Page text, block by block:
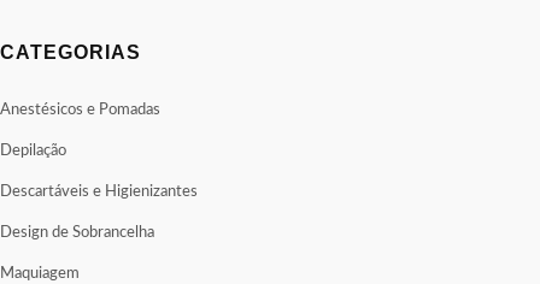
CATEGORIAS
Anestésicos e Pomadas
Depilação
Descartáveis e Higienizantes
Design de Sobrancelha
Maquiagem